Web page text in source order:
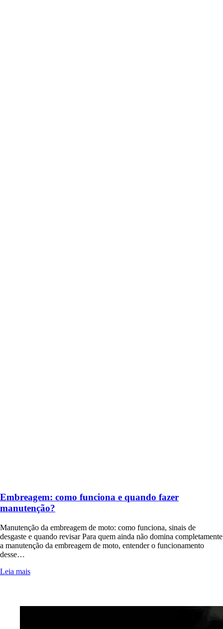
Embreagem: como funciona e quando fazer
manutenção?
Manutenção da embreagem de moto: como funciona, sinais de
desgaste e quando revisar Para quem ainda não domina completamente
a manutenção da embreagem de moto, entender o funcionamento
desse…
Leia mais